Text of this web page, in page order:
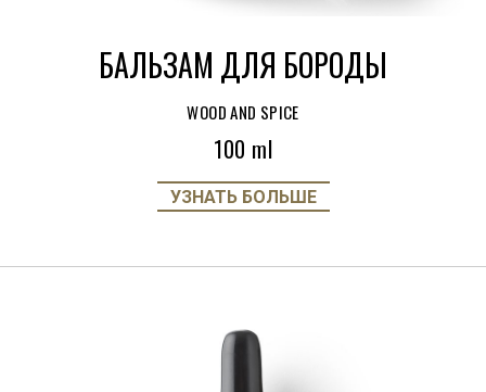
БАЛЬЗАМ ДЛЯ БОРОДЫ
WOOD AND SPICE
100 ml
УЗНАТЬ БОЛЬШЕ